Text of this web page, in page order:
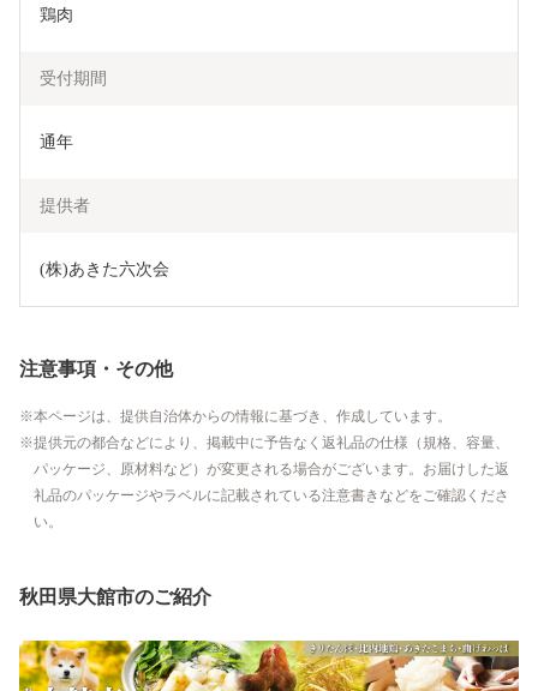
鶏肉
受付期間
通年
提供者
(株)あきた六次会
注意事項・その他
本ページは、提供自治体からの情報に基づき、作成しています。
提供元の都合などにより、掲載中に予告なく返礼品の仕様（規格、容量、
パッケージ、原材料など）が変更される場合がございます。お届けした返
礼品のパッケージやラベルに記載されている注意書きなどをご確認くださ
い。
秋田県大館市のご紹介